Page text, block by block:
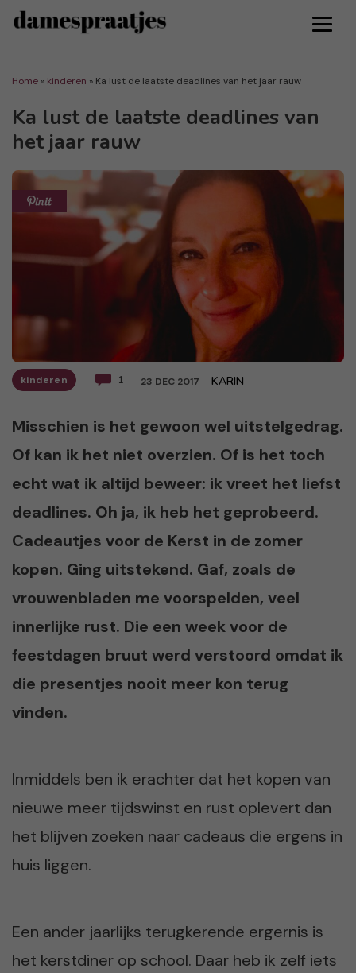
Home » kinderen » Ka lust de laatste deadlines van het jaar rauw
Ka lust de laatste deadlines van
het jaar rauw
kinderen 1 23 DEC 2017 KARIN
Misschien is het gewoon wel uitstelgedrag.
Of kan ik het niet overzien. Of is het toch
echt wat ik altijd beweer: ik vreet het liefst
deadlines. Oh ja, ik heb het geprobeerd.
Cadeautjes voor de Kerst in de zomer
kopen. Ging uitstekend. Gaf, zoals de
vrouwenbladen me voorspelden, veel
innerlijke rust. Die een week voor de
feestdagen bruut werd verstoord omdat ik
die presentjes nooit meer kon terug
vinden.
Inmiddels ben ik erachter dat het kopen van
nieuwe meer tijdswinst en rust oplevert dan
het blijven zoeken naar cadeaus die ergens in
huis liggen.
Een ander jaarlijks terugkerende ergernis is
het kerstdiner op school. Daar heb ik zelf iets